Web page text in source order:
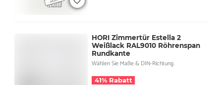
HORI Zimmertür Estella 2
Weißlack RAL9010 Röhrenspan
Rundkante
Wählen Sie Maße & DIN-Richtung
41% Rabatt